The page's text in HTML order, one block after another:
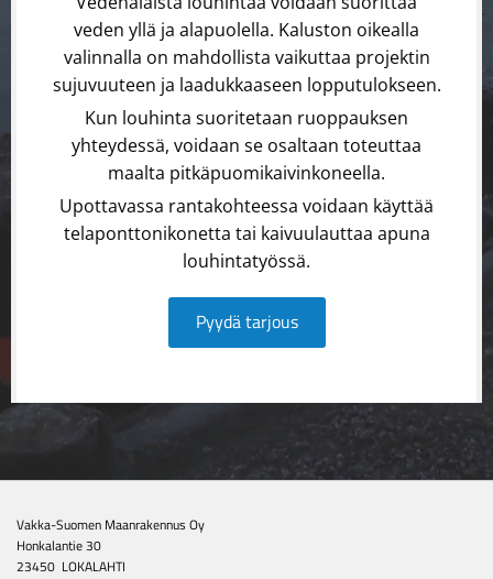
veden yllä ja alapuolella. Kaluston oikealla
valinnalla on mahdollista vaikuttaa projektin
sujuvuuteen ja laadukkaaseen lopputulokseen.
Kun louhinta suoritetaan ruoppauksen
yhteydessä, voidaan se osaltaan toteuttaa
maalta pitkäpuomikaivinkoneella.
Upottavassa rantakohteessa voidaan käyttää
telaponttonikonetta tai kaivuulauttaa apuna
louhintatyössä.
Pyydä tarjous
Vakka-Suomen Maanrakennus Oy
Honkalantie 30
23450 LOKALAHTI